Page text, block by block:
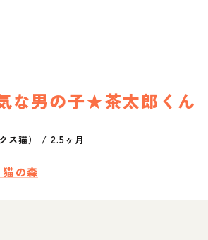
な男の子★茶太郎くん
ス猫） /2.5ヶ月
猫の森